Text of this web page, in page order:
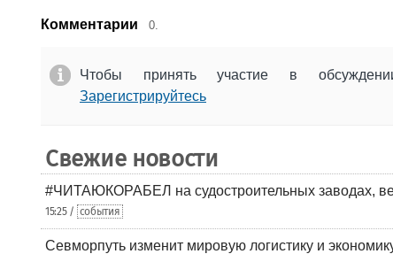
Комментарии 0.
Чтобы принять участие в
Зарегистрируйтесь
Свежие новости
#ЧИТАЮКОРАБЕЛ на судостроительных заводах,
15:25 / события
Севморпуть изменит мировую логистику и